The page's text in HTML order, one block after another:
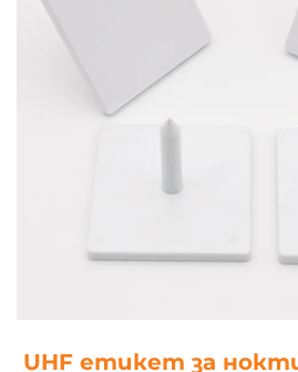
UHF етикет за